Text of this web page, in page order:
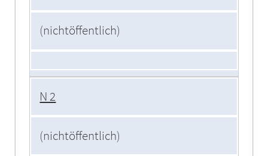
(nichtöffentlich)
N 2
(nichtöffentlich)